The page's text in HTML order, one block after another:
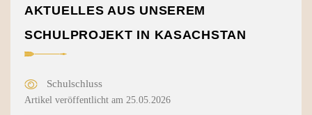
AKTUELLES AUS UNSEREM
SCHULPROJEKT IN KASACHSTAN
Schulschluss
Artikel veröffentlicht am 25.05.2026